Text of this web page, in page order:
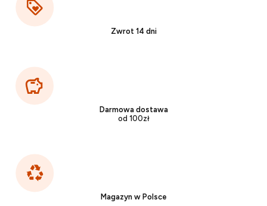
Zwrot 14 dni
Darmowa dostawa
od 100zł
Magazyn w Polsce